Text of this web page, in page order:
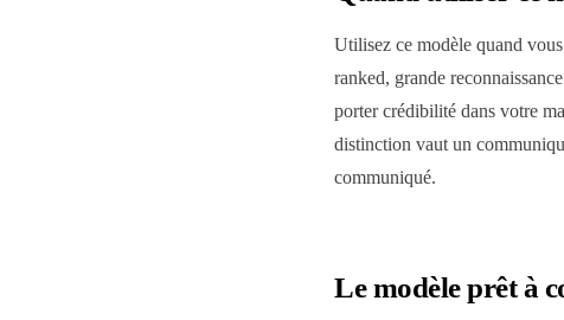
Utilisez ce modèle quand
ranked, grande
porter crédibilité dans votre
distinction vaut un
communiqué.
Le modèle prêt à